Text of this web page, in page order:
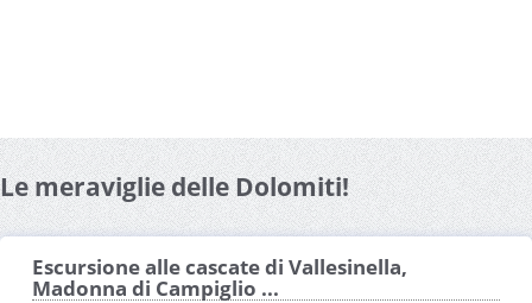
Le meraviglie delle Dolomiti!
Escursione alle cascate di Vallesinella,
Madonna di Campiglio ...